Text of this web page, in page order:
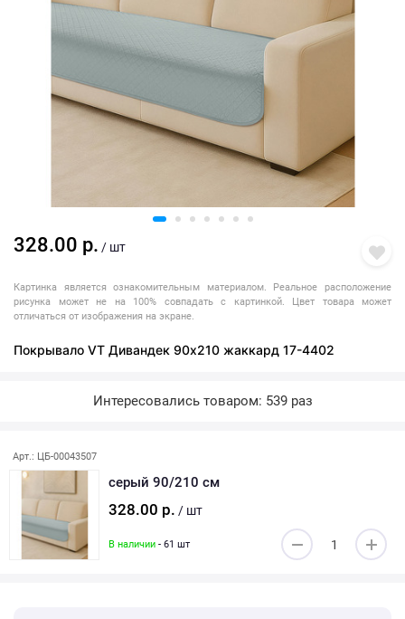
328.00 р. / шт
Картинка является ознакомительным материалом. Реальное расположение
рисунка может не на 100% совпадать с картинкой. Цвет товара может
отличаться от изображения на экране.
Покрывало VT Дивандек 90х210 жаккард 17-4402
Интересовались товаром: 539 раз
Арт.: ЦБ-00043507
серый 90/210 см
328.00 р. / шт
В наличии - 61 шт